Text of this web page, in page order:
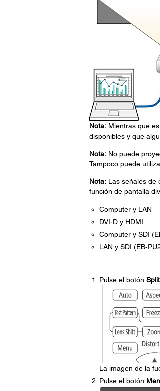
Nota:Mientras que
disponibles y que
Nota:No puede
Tampoco puede
Nota:Las señales de
función de pantalla
Computer y LAN
DVI-D y HDMI
Computer y SDI
LAN y SDI
Pulse el botón Split
La imagen de la
Pulse el botón